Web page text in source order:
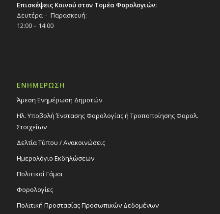
Επισκέψεις Κοινού στον Τομέα Φορολογιών:
Δευτέρα – Παρασκευή:
12:00 – 14:00
ΕΝΗΜΕΡΩΣΗ
Άμεση Ενημέρωση Δημοτών
Ηλ. Υποβολή Ένστασης Φορολογίας ή Τροποποίησης Φορολ.
Στοιχείων
Δελτία Τύπου / Ανακοινώσεις
Ημερολόγιο Εκδηλώσεων
Πολιτικοί Γάμοι
Φορολογίες
Πολιτική Προστασίας Προσωπικών Δεδομένων